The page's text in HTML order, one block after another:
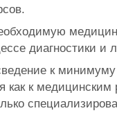
диагностики и
к
как к медицинским